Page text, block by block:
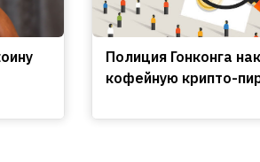
Полиция Гонконга
кофейную крипто-